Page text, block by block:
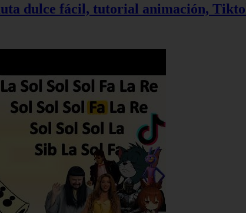
dulce fácil, tutorial animación,